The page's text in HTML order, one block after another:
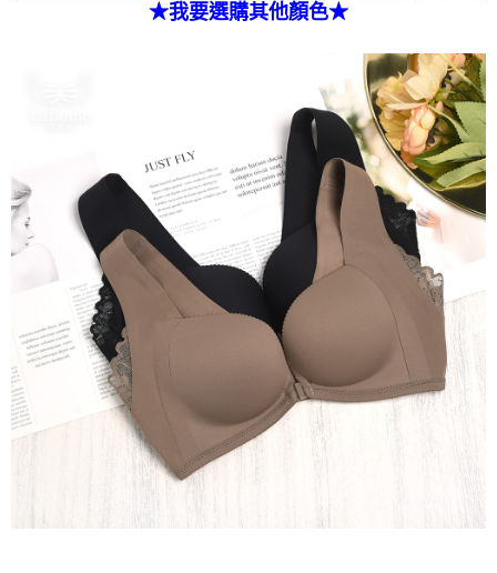
★我要選購其他顏色★